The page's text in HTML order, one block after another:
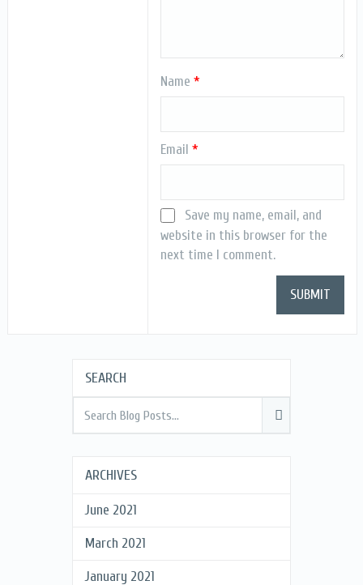
Name*
Email*
Save my name, email, and
website in this browser for the
next time I comment.
SEARCH
ARCHIVES
June 2021
March 2021
January 2021